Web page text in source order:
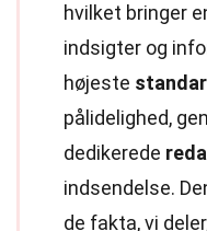
hvilket bringer
indsigter og
højeste
pålidelighed,
dedikerede
indsendelse.
de fakta, vi